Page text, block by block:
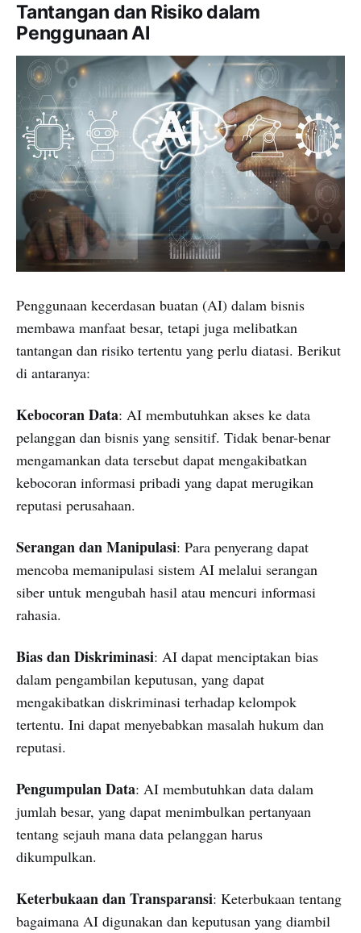
Tantangan dan Risiko dalam
Penggunaan AI
Penggunaan kecerdasan buatan (AI) dalam bisnis
membawa manfaat besar, tetapi juga melibatkan
tantangan dan risiko tertentu yang perlu diatasi. Berikut
di antaranya:
Kebocoran Data: AI membutuhkan akses ke data
pelanggan dan bisnis yang sensitif. Tidak benar-benar
mengamankan data tersebut dapat mengakibatkan
kebocoran informasi pribadi yang dapat merugikan
reputasi perusahaan.
Serangan dan Manipulasi: Para penyerang dapat
mencoba memanipulasi sistem AI melalui serangan
siber untuk mengubah hasil atau mencuri informasi
rahasia.
Bias dan Diskriminasi: AI dapat menciptakan bias
dalam pengambilan keputusan, yang dapat
mengakibatkan diskriminasi terhadap kelompok
tertentu. Ini dapat menyebabkan masalah hukum dan
reputasi.
Pengumpulan Data: AI membutuhkan data dalam
jumlah besar, yang dapat menimbulkan pertanyaan
tentang sejauh mana data pelanggan harus
dikumpulkan.
Keterbukaan dan Transparansi: Keterbukaan tentang
bagaimana AI digunakan dan keputusan yang diambil